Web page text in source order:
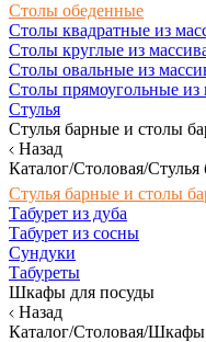
Столы обеденные
Столы квадратные из
Столы круглые из
Столы овальные из
Столы прямоугольные из
Стулья
Стулья барные и столы
Назад
Каталог/Столовая/
Стулья барные и столы
Табурет из дуба
Табурет из сосны
Сундуки
Табуреты
Шкафы для посуды
Назад
Каталог/Столовая/